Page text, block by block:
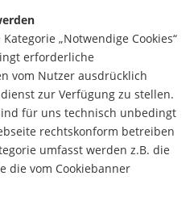
Kategorie „Notwendige Cookies“
erforderliche
vom Nutzer ausdrücklich
zur Verfügung zu stellen.
für uns technisch unbedingt
rechtskonform betreiben
umfasst werden z.B. die
die vom Cookiebanner